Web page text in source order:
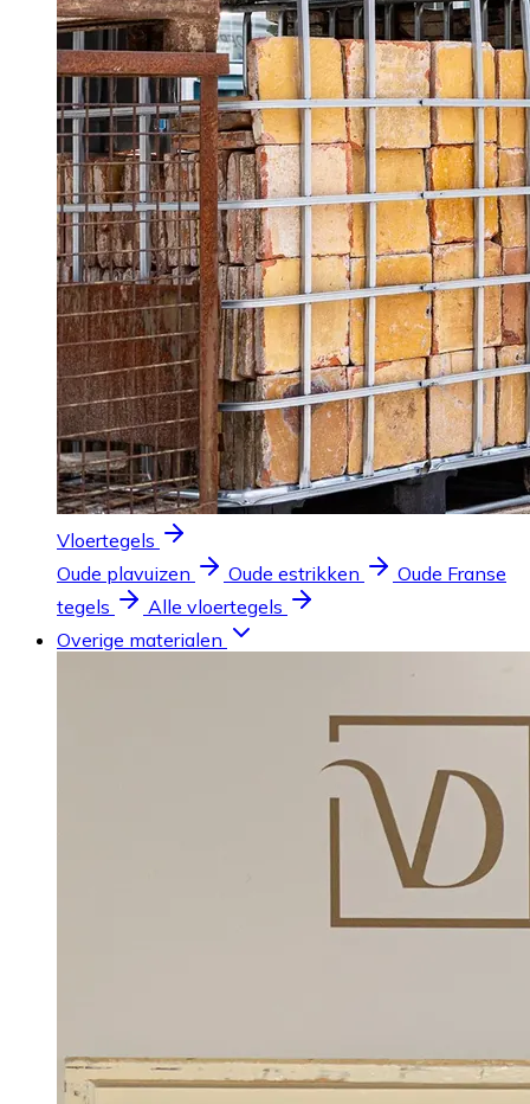
Vloertegels
Oude plavuizen
Oude estrikken
Oude Franse
tegels
Alle vloertegels
Overige materialen